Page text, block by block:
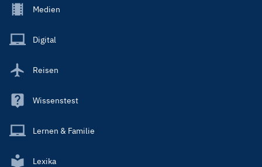
Footer
Main
Medien
Digital
Reisen
Wissenstest
Lernen & Familie
Lexika